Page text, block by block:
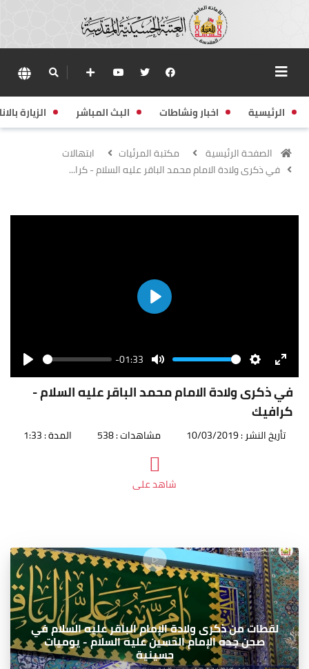
الرئيسية اخبار ونشاطات البث المباشر الزيارة
الصفحة الرئيسية مكتبة المرئيات
ابتهالات
في ذكرى ولادة الامام محمد الباقر عليه السلام - كرا...
Play
Play
Seek -01:33
Mute
Volume
SettingsEnter
في ذكرى ولادة الامام محمد الباقر عليه السلام -
كرافيك
تأريخ النشر : 10/03/2019 مشاهدات : 538 المدة : 1:33
شاهد على
لقطات من ذكرى ولادة الإمام الباقر عليه السلام في
صحن جده الإمام الحسين عليه السلام - يوميات
حسينية